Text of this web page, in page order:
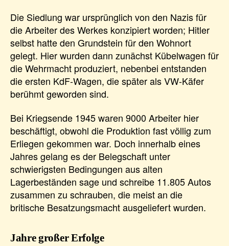
Die Siedlung war ursprünglich von den Nazis für
die Arbeiter des Werkes konzipiert worden; Hitler
selbst hatte den Grundstein für den Wohnort
gelegt. Hier wurden dann zunächst Kübelwagen für
die Wehrmacht produziert, nebenbei entstanden
die ersten KdF-Wagen, die später als VW-Käfer
berühmt geworden sind.
Bei Kriegsende 1945 waren 9000 Arbeiter hier
beschäftigt, obwohl die Produktion fast völlig zum
Erliegen gekommen war. Doch innerhalb eines
Jahres gelang es der Belegschaft unter
schwierigsten Bedingungen aus alten
Lagerbeständen sage und schreibe 11.805 Autos
zusammen zu schrauben, die meist an die
britische Besatzungsmacht ausgeliefert wurden.
Jahre großer Erfolge